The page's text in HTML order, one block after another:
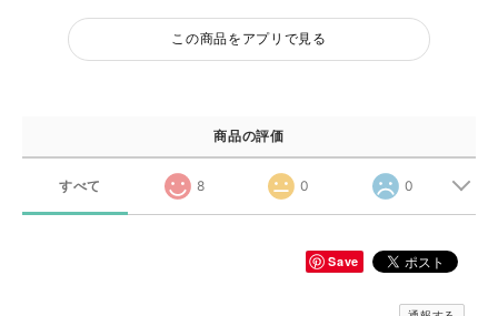
この商品をアプリで見る
商品の評価
すべて 8 0 0
Save